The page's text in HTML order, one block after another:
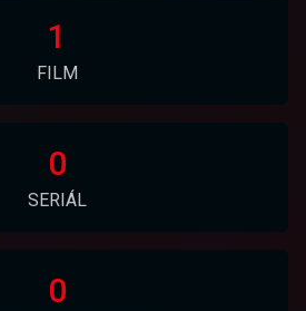
1
FILM
0
SERIÁL
0